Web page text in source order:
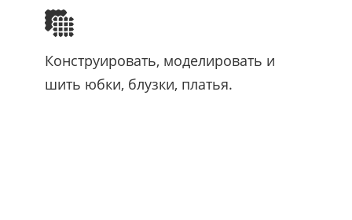
Конструировать, моделировать и
шить юбки, блузки, платья.